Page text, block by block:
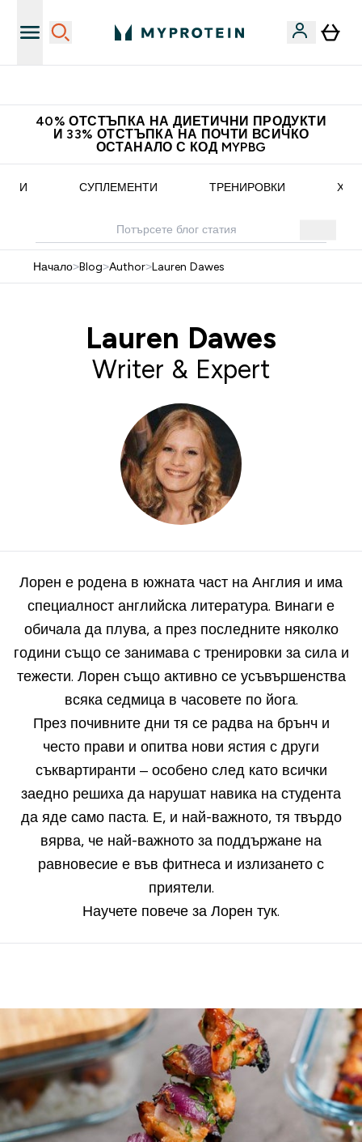
40% ОТСТЪПКА НА ДИЕТИЧНИ ПРОДУКТИ
И 33% ОТСТЪПКА НА ПОЧТИ ВСИЧКО
ОСТАНАЛО С КОД MYPBG
СУПЛЕМЕНТИ ТРЕНИРОВКИ
Начало>Blog>Author>Lauren Dawes
Lauren Dawes
Writer & Expert
Лорен е родена в южната част на Англия и има
специалност английска литература. Винаги е
обичала да плува, а през последните няколко
години също се занимава с тренировки за сила и
тежести. Лорен също активно се усъвършенства
всяка седмица в часовете по йога.
През почивните дни тя се радва на брънч и
често прави и опитва нови ястия с други
съквартиранти – особено след като всички
заедно решиха да нарушат навика на студента
да яде само паста. Е, и най-важното, тя твърдо
вярва, че най-важното за поддържане на
равновесие е във фитнеса и излизането с
приятели.
Научете повече за Лорен тук.